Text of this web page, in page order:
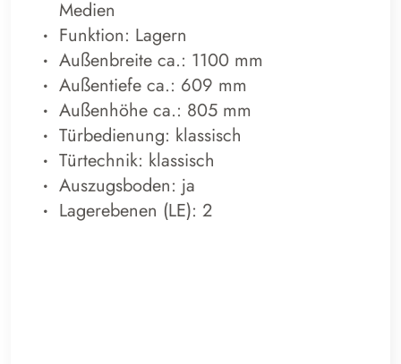
Medien
Funktion: Lagern
Außenbreite ca.: 1100 mm
Außentiefe ca.: 609 mm
Außenhöhe ca.: 805 mm
Türbedienung: klassisch
Türtechnik: klassisch
Auszugsboden: ja
Lagerebenen (LE): 2